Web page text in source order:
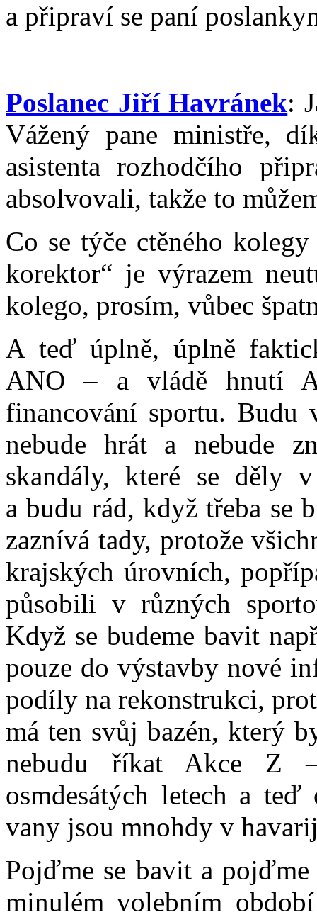
a připraví se paní
Poslanec Jiří Havránek:
Vážený pane ministře,
asistenta rozhodčího
absolvovali, takže to
Co se týče ctěného
korektor“ je výrazem
kolego, prosím, vůbec
A teď úplně, úplně
ANO – a vládě hnutí
financování sportu.
nebude hrát a nebude
skandály, které se děly
a budu rád, když třeba se
zaznívá tady, protože
krajských úrovních,
působili v různých
Když se budeme bavit
pouze do výstavby nové
podíly na rekonstrukci,
má ten svůj bazén, který
nebudu říkat Akce Z
osmdesátých letech a
vany jsou mnohdy v
Pojďme se bavit a
minulém volebním